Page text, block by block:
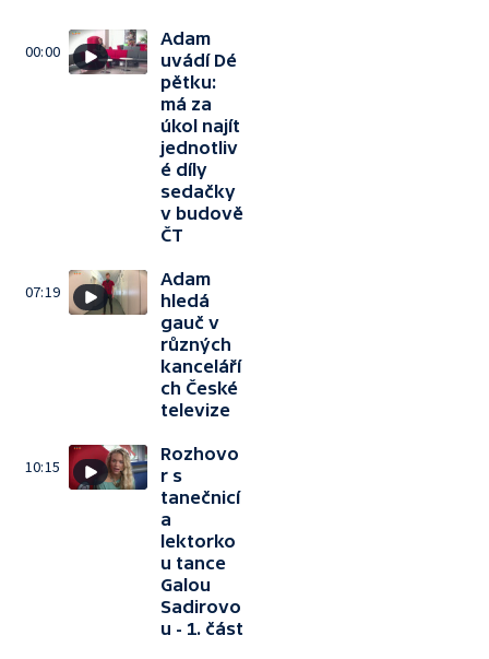
00:00
Adam
uvádí Dé
pětku:
má za
úkol najít
jednotliv
é díly
sedačky
v budově
ČT
07:19
Adam
hledá
gauč v
různých
kanceláří
ch České
televize
10:15
Rozhovo
r s
tanečnicí
a
lektorko
u tance
Galou
Sadirovo
u - 1. část